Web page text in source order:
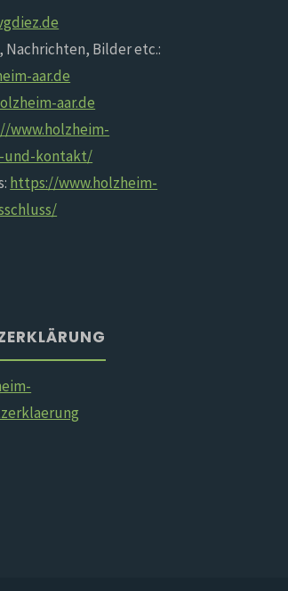
Nachrichten, Bilder etc.:
aar.de
aar.de
www.holzheim-
und-kontakt/
https://www.holzheim-